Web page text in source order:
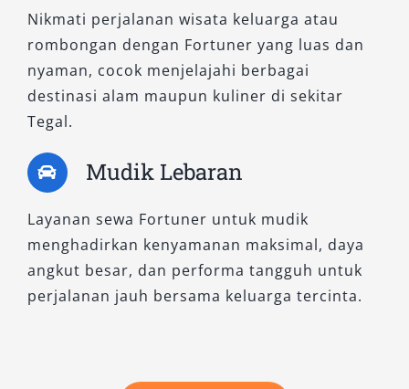
perjalanan di Tegal atau ke luar kota bukan
sekadar soal gaya, melainkan juga soal
kenyamanan, efisiensi, dan keamanan. Di Salsa
Wisata, kami menyediakan berbagai tipe
Fortuner
dengan sopir maupun lepas kunci. Kami siap
melayani kebutuhan Anda, baik untuk
penggunaan harian 24 jam, bulanan, maupun
antar jemput ke stasiun dan bandara.
Hubungi Salsa Wisata sekarang dan temukan
pengalaman terbaik bersama Fortuner pilihan
Nikmati perjalanan wisata keluarga atau
rombongan dengan Fortuner yang luas dan
nyaman, cocok menjelajahi berbagai
destinasi alam maupun kuliner di sekitar
Tegal.
Mudik Lebaran
Layanan sewa Fortuner untuk mudik
menghadirkan kenyamanan maksimal, daya
angkut besar, dan performa tangguh untuk
perjalanan jauh bersama keluarga tercinta.